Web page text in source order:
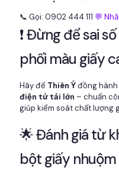
📞 Gọi: 0902 444 111 💬
❗ Đừng để sai
phối màu giấy
Hãy để Thiên Ýđồng
điện tử tải lớn – chuẩn
giúp kiểm soát chất lượng
🌟 Đánh giá từ
bột giấy